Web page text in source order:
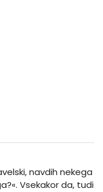
navdih nekega
Vsekakor da, tudi